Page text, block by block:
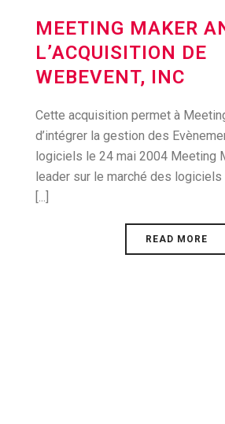
MEETING MAKER
L’ACQUISITION DE
WEBEVENT, INC
Cette acquisition permet à
d’intégrer la gestion des
logiciels le 24 mai 2004 Meeting
leader sur le marché des
[...]
READ MORE